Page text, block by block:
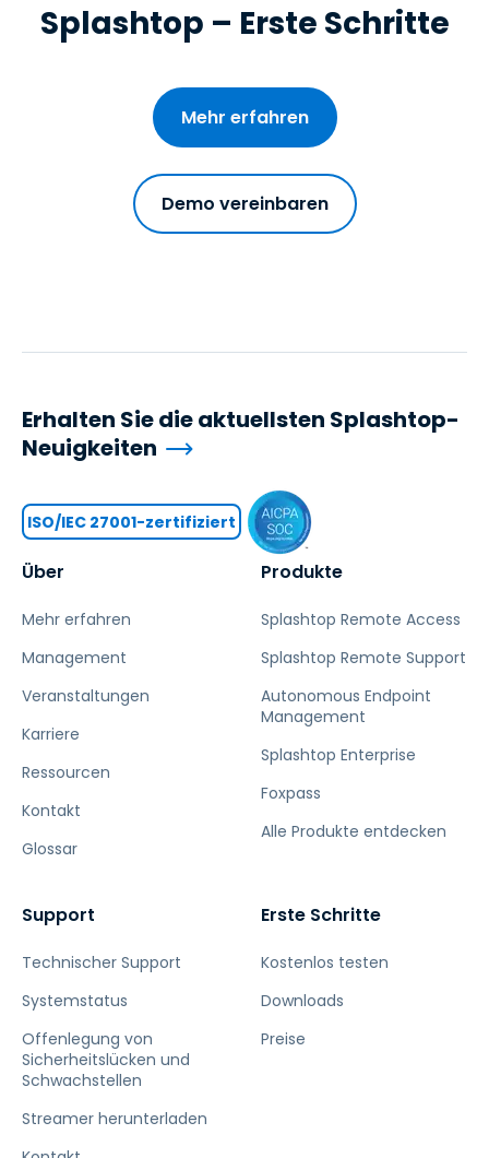
Splashtop – Erste Schritte
Mehr erfahren
Demo vereinbaren
Über
Mehr erfahren
Management
Veranstaltungen
Karriere
Ressourcen
Kontakt
Glossar
Produkte
Splashtop Remote Access
Splashtop Remote Support
Autonomous Endpoint
Management
Splashtop Enterprise
Foxpass
Alle Produkte entdecken
Support
Technischer Support
Systemstatus
Offenlegung von
Sicherheitslücken und
Schwachstellen
Streamer herunterladen
Erste Schritte
Kostenlos testen
Downloads
Preise
Erhalten Sie die aktuellsten Splashtop-
Neuigkeiten
ISO/IEC 27001-zertifiziert